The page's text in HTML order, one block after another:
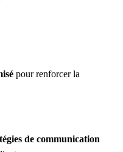
pour renforcer la
de communication